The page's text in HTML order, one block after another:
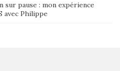
sur pause : mon expérience
avec Philippe